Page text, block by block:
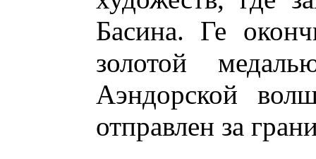
Басина. Ге
золотой
Аэндорской
отправлен за